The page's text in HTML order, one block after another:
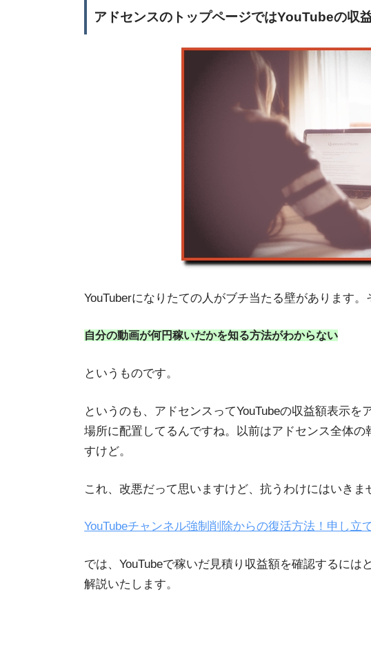
アドセンスのトップページではYouTubeの収
YouTuberになりたての人がブチ当たる壁があります。
自分の動画が何円稼いだかを知る方法がわからない
というものです。
というのも、アドセンスってYouTubeの収益額表示
場所に配置してるんですね。以前はアドセンス全体
すけど。
これ、改悪だって思いますけど、抗うわけにはいきま
YouTubeチャンネル強制削除からの復活方法！申し立
では、YouTubeで稼いだ見積り収益額を確認するには
解説いたします。